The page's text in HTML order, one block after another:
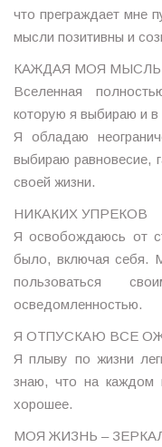
что преграждает мне
мысли позитивны и
КАЖДАЯ МОЯ
Вселенная
которую я выбираю и
Я обладаю
выбираю равновесие,
своей жизни.
НИКАКИХ УПРЕКОВ
Я освобождаюсь от
было, включая себя.
пользоваться
осведомленностью.
Я ОТПУСКАЮ ВСЕ
Я плыву по жизни
знаю, что на каждом
хорошее.
МОЯ ЖИЗНЬ –